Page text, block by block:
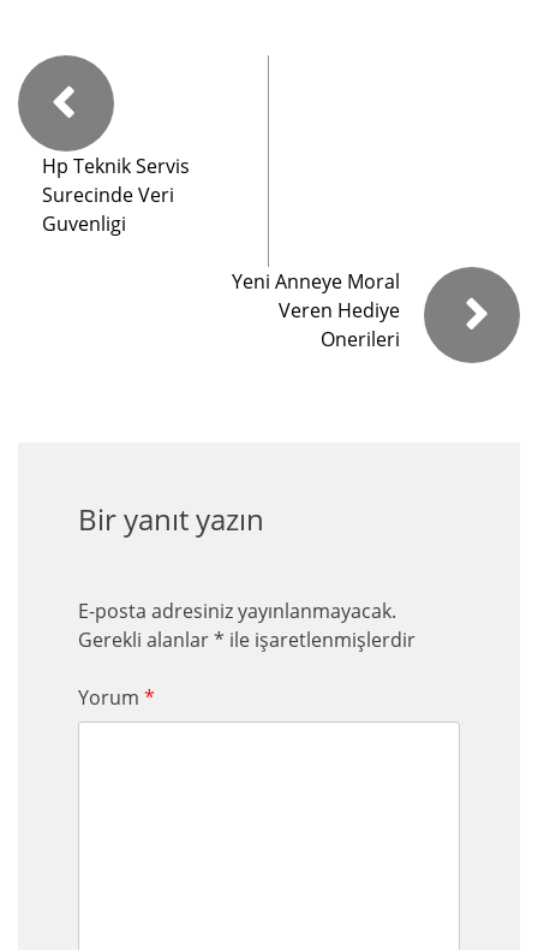
Hp Teknik Servis
Surecinde Veri
Guvenligi
Yeni Anneye Moral
Veren Hediye
Onerileri
Bir yanıt yazın
E-posta adresiniz yayınlanmayacak.
Gerekli alanlar* ile işaretlenmişlerdir
Yorum *